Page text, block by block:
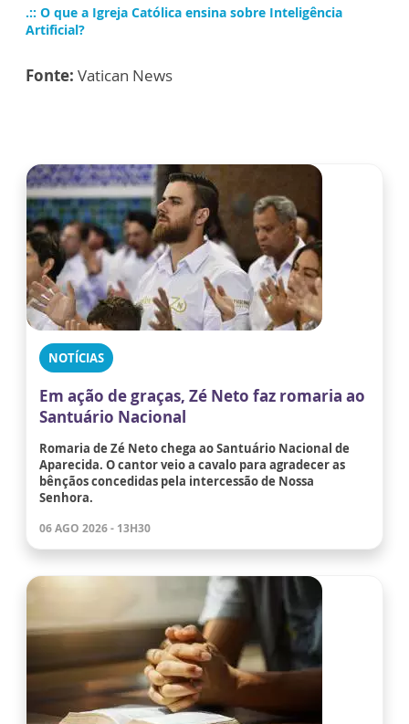
.:: O que a Igreja Católica ensina sobre Inteligência
Artificial?
Fonte: Vatican News
NOTÍCIAS
Em ação de graças, Zé Neto faz romaria ao
Santuário Nacional
Romaria de Zé Neto chega ao Santuário Nacional de
Aparecida. O cantor veio a cavalo para agradecer as
bênçãos concedidas pela intercessão de Nossa
Senhora.
06 AGO 2026 - 13H30